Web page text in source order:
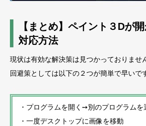
【まとめ】ペイント３Dが
対応方法
現状は有効な解決策は見つかっておりませ
回避策としては以下の２つが簡単で早いで
・プログラムを開く➙別のプログラムを
・一度デスクトップに画像を移動